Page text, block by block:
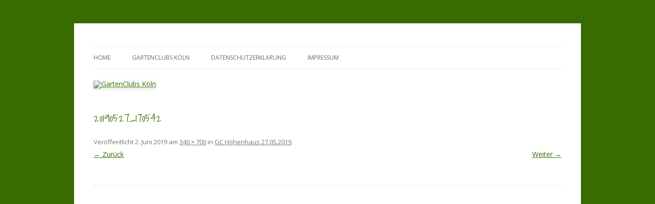
Zum
HOME GARTENCLUBS KÖLN DATENSCHUTZERKLÄRUNG IMPRESSUM
20190527_170542
Veröffentlicht2. Juni 2019 am 340 × 700 in GC Höhenhaus 27.05.2019.
← Zurück Weiter →